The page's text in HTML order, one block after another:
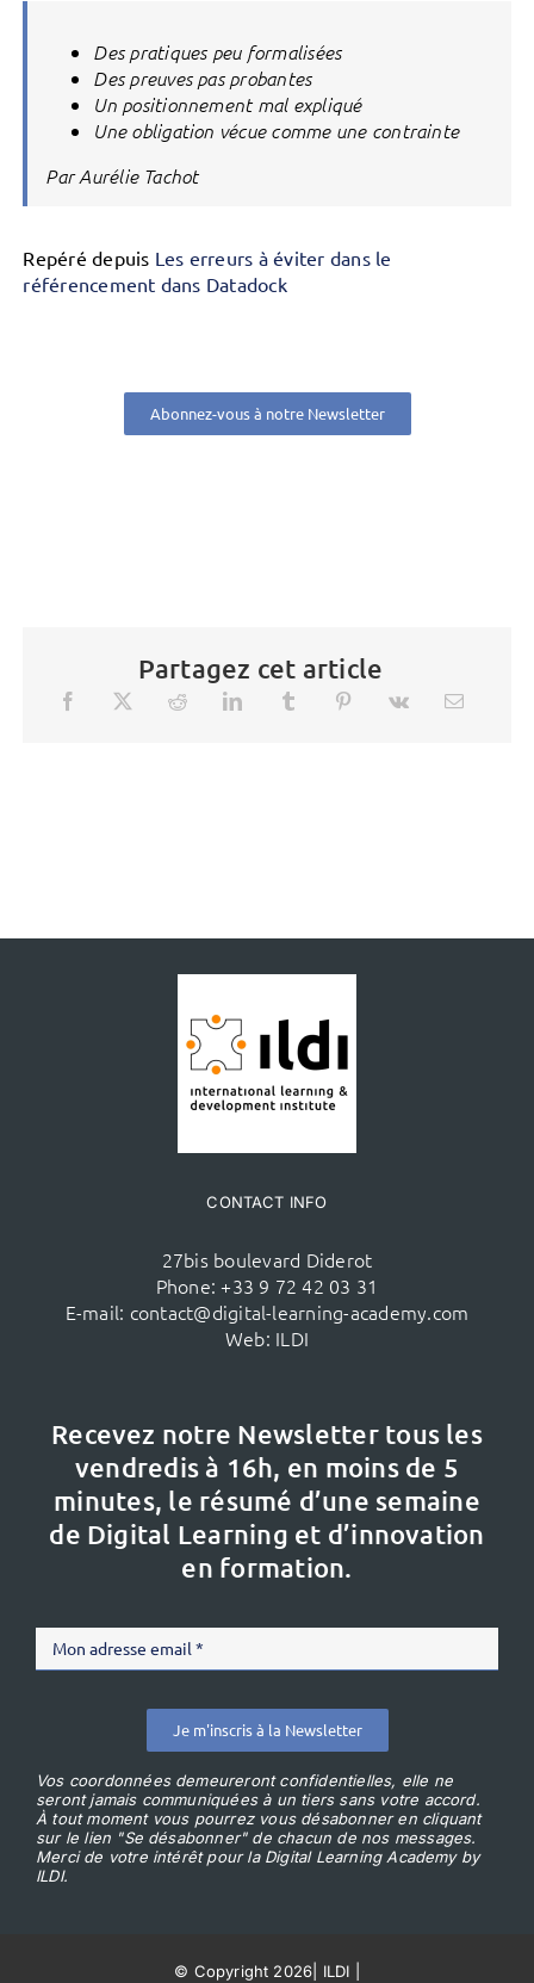
Des pratiques peu formalisées
Des preuves pas probantes
Un positionnement mal expliqué
Une obligation vécue comme une contrainte
Par Aurélie Tachot
Repéré depuis Les erreurs à éviter dans le
référencement dans Datadock
Abonnez-vous à notre Newsletter
Partagez cet article
CONTACT INFO
27bis boulevard Diderot
Phone: +33 9 72 42 03 31
E-mail: contact@digital-learning-academy.com
Web: ILDI
Recevez notre Newsletter tous les
vendredis à 16h, en moins de 5
minutes, le résumé d’une semaine
de Digital Learning et d’innovation
en formation.
Je m'inscris à la Newsletter
Vos coordonnées demeureront confidentielles, elle ne
seront jamais communiquées à un tiers sans votre accord.
À tout moment vous pourrez vous désabonner en cliquant
sur le lien "Se désabonner" de chacun de nos messages.
Merci de votre intérêt pour la Digital Learning Academy by
ILDI.
© Copyright 2026 ILDI